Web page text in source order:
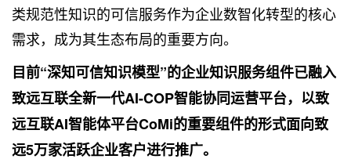
类规范性知识的可信服务作为企业数智化转型的核心
需求，成为其生态布局的重要方向。
目前“深知可信知识模型”的企业知识服务组件已融入
致远互联全新一代AI-COP智能协同运营平台，以致
远互联AI智能体平台CoMi的重要组件的形式面向致
远5万家活跃企业客户进行推广。